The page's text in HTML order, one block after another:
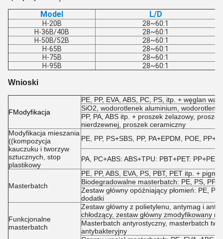
Model L/D
H-20B
28~60:1
H-36B/40B
28~60:1
H-50B/52B
28~60:1
H-65B
28~60:1
H-75B
28~60:1
H-95B
28~60:1
Wnioski
FModyfikacja
PE, PP, EVA, ABS, PC, PS, itp. + węglan
SiO2, wodorotlenek aluminium,
PP, PA, ABS itp. + proszek żelazowy,
nierdzewnej, proszek ceramiczny
Modyfikacja mieszania
((kompozycja
kauczuku i tworzyw
sztucznych, stop
plastikowy
PE, PP, PS+SBS, PP, PA+EPDM, POE,
PA, PC+ABS: ABS+TPU: PBT+PET: PP+PE
Masterbatch
PE, PP, ABS, EVA, PS, PBT, PET itp. +
Biodegradowalne masterbatch: PE, PS, PP
Zestaw główny opóźniający płomień: PE,
dodatki
Funkcjonalne
masterbatch
Zestaw główny z polietylenu, antymag i
chłodzący, zestaw główny zmodyfikowany
Masterbatch antyrostyczny, masterbatch
antybakteryjny